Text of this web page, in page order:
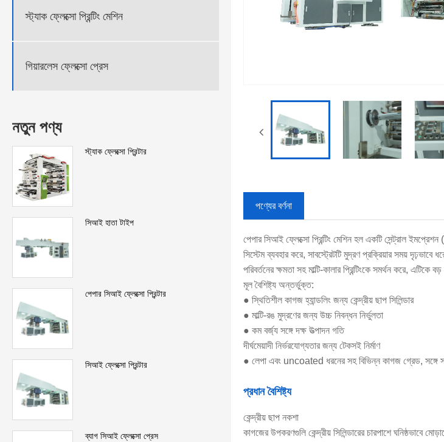
স্ট্যাক ফ্লেক্সো প্রিন্টিং মেশিন
গিয়ারলেস ফ্লেক্সো প্রেস
নতুন পণ্য
স্ট্যাক ফ্লেক্সো প্রিন্টার
সিআই হাতা টাইপ
পেপার সিআই ফ্লেক্সো প্রিন্টার
সিআই ফ্লেক্সো প্রিন্টার
ব্যাগ সিআই ফ্লেক্সো প্রেস
পণ্যের বর্ণনা
পেপার সিআই ফ্লেক্সো প্রিন্টিং মেশিন হল একটি সেন্ট্রাল
সিস্টেম ব্যবহার করে, সাবস্ট্রেটটি মুদ্রণ প্রক্রিয়ার সময় দৃঢ়ভাবে
পরিবর্তনের ক্ষমতা সহ মাল্টি-কালার প্রিন্টিংকে সমর্থন করে,
মূল বৈশিষ্ট্য অন্তর্ভুক্ত:
● স্থিতিশীল কাগজ হ্যান্ডলিং জন্য কেন্দ্রীয় ছাপ সিলিন্ডার
● মাল্টি-রঙ মুদ্রণের জন্য উচ্চ নিবন্ধন নির্ভুলতা
● কম বর্জ্য সঙ্গে দক্ষ উত্পাদন গতি
দীর্ঘমেয়াদী নির্ভরযোগ্যতার জন্য টেকসই নির্মাণ
● লেপা এবং uncoated ধরনের সহ বিভিন্ন কাগজ গ্রেড, সঙ্গে
প্রধান বৈশিষ্ট্য
কেন্দ্রীয় ছাপ নকশা
কাগজের উপকরণগুলি কেন্দ্রীয় সিলিন্ডারের চারপাশে ঘনিষ্ঠভাবে